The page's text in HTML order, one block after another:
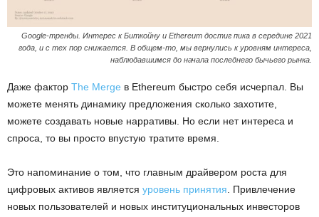
Google-тренды. Интерес к Биткойну и Ethereum достиг пика в середине 2021
года, и с тех пор снижается. В общем-то, мы вернулись к уровням интереса,
наблюдавшимся до начала последнего бычьего рынка.
Даже фактор The Merge в Ethereum быстро себя исчерпал. Вы
можете менять динамику предложения сколько захотите,
можете создавать новые нарративы. Но если нет интереса и
спроса, то вы просто впустую тратите время.
Это напоминание о том, что главным драйвером роста для
цифровых активов является уровень принятия . Привлечение
новых пользователей и новых институциональных инвесторов